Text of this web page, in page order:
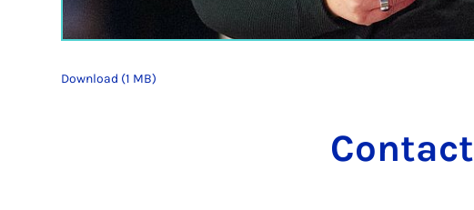
Download (1 MB)
Contact